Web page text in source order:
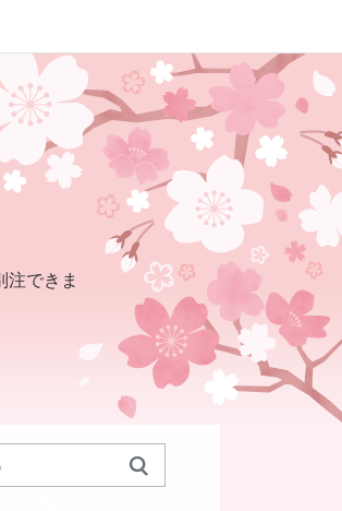
できま